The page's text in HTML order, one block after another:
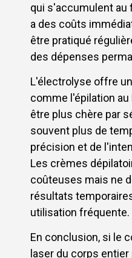
qui s'accumulent au
a des coûts
être pratiqué
des dépenses
L'électrolyse offre
comme l'épilation
être plus chère par
souvent plus de
précision et de
Les crèmes
coûteuses mais ne
résultats
utilisation fréquente.
En conclusion, si le
laser du corps